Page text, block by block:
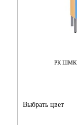
Выбрать цвет